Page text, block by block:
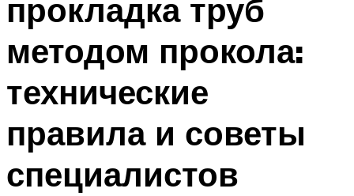
прокладка труб
методом прокола:
технические
правила и советы
специалистов